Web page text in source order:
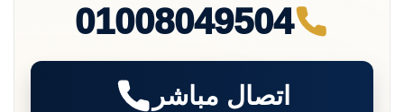
01008049504
اتصال مباشر